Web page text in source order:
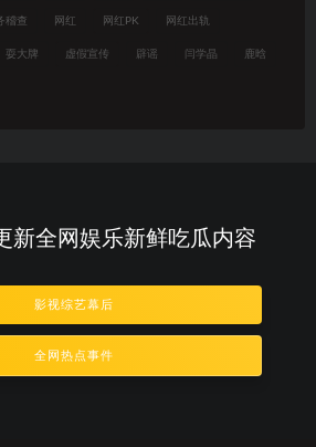
稽查 网红 网红PK 网红出轨
耍大牌 虚假宣传 辟谣 闫学晶 鹿晗
新全网娱乐新鲜吃瓜内容
影视综艺幕后
全网热点事件